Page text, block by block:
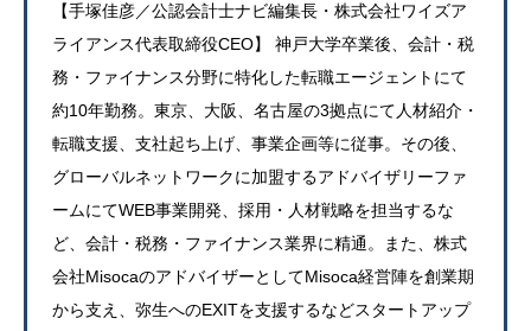
【手塚佳彦／公認会計士ナビ編集長・株式会社ワイズア
ライアンス代表取締役CEO】 神戸大学卒業後、会計・税
務・ファイナンス分野に特化した転職エージェントにて
約10年勤務。東京、大阪、名古屋の3拠点にて人材紹介・
転職支援、支社起ち上げ、事業企画等に従事。その後、
グローバルネットワークに加盟するアドバイザリーファ
ームにてWEB事業開発、採用・人材戦略を担当するな
ど、会計・税務・ファイナンス業界に精通。また、株式
会社MisocaのアドバイザーとしてMisoca経営陣を創業期
から支え、弥生へのEXITを支援するなどスタートアップ